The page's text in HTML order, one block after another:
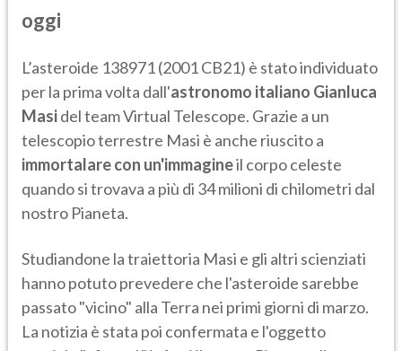
oggi
L’asteroide 138971 (2001 CB21) è stato individuato
per la prima volta dall'astronomo italiano Gianluca
Masidel team Virtual Telescope. Grazie a un
telescopio terrestre Masi è anche riuscito a
immortalare con un'immagineil corpo celeste
quando si trovava a più di 34 milioni di chilometri dal
nostro Pianeta.
Studiandone la traiettoria Masi e gli altri scienziati
hanno potuto prevedere che l'asteroide sarebbe
passato "vicino" alla Terra nei primi giorni di marzo.
La notizia è stata poi confermata e l'oggetto